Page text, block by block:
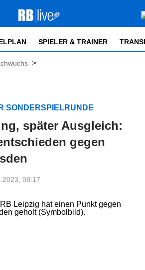
SPIELER & TRAINER
>
SONDERSPIELRUNDE
später Ausgleich:
gegen
08:17